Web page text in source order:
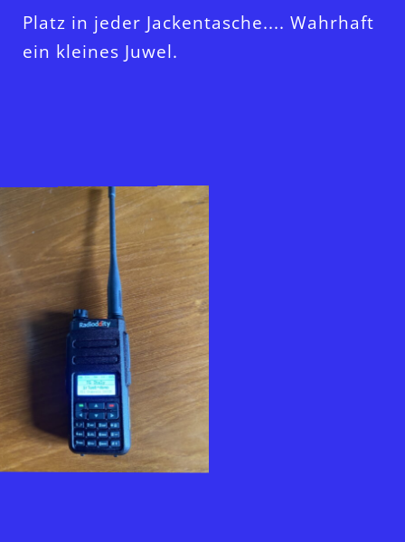
Platz in jeder Jackentasche.... Wahrhaft
ein kleines Juwel.